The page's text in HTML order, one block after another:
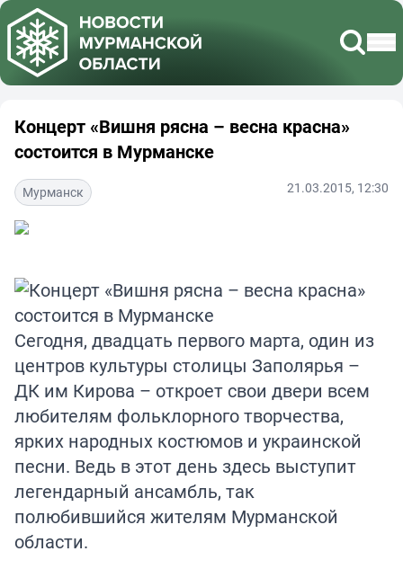
Концерт «Вишня рясна – весна красна»
состоится в Мурманске
Мурманск 21.03.2015, 12:30
Сегодня, двадцать первого марта, один из
центров культуры столицы Заполярья –
ДК им Кирова – откроет свои двери всем
любителям фольклорного творчества,
ярких народных костюмов и украинской
песни. Ведь в этот день здесь выступит
легендарный ансамбль, так
полюбившийся жителям Мурманской
области.